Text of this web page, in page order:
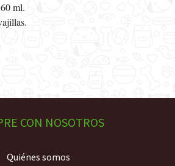
ml.
CON NOSOTROS
Quiénes somos